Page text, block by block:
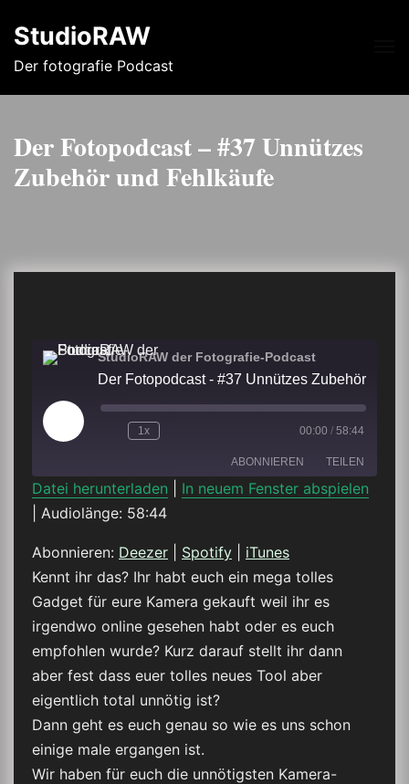
StudioRAW
Der fotografie Podcast
Der Fotopodcast – #37 Unnützes
Zubehör und Fehlkäufe
StudioRAW der Fotografie-Podcast
Play
Episode
1x 00:00 / 58:44
ABONNIEREN TEILEN
Deezer
RSS FEED
TEILEN
LINK
EMBED
Datei herunterladen
In neuem Fenster abspielen
Audiolänge: 58:44
Abonnieren: Deezer Spotify
iTunes
Kennt ihr das? Ihr habt euch ein mega tolles
Gadget für eure Kamera gekauft weil ihr es
irgendwo online gesehen habt oder es euch
empfohlen wurde? Kurz darauf stellt ihr dann
aber fest dass euer tolles neues Tool aber
eigentlich total unnötig ist?
Dann geht es euch genau so wie es uns schon
einige male ergangen ist.
Wir haben für euch die unnötigsten Kamera-